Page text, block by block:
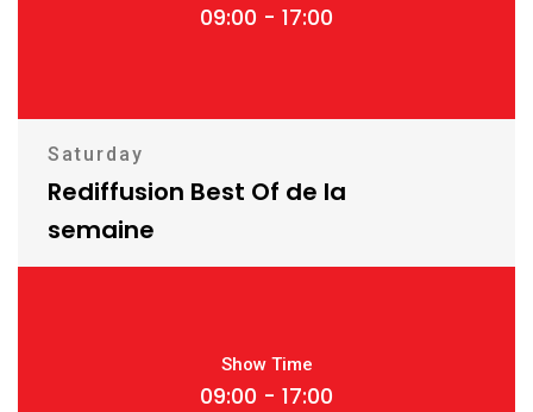
09:00 - 17:00
Saturday
Rediffusion Best Of de la
semaine
Show Time
09:00 - 17:00